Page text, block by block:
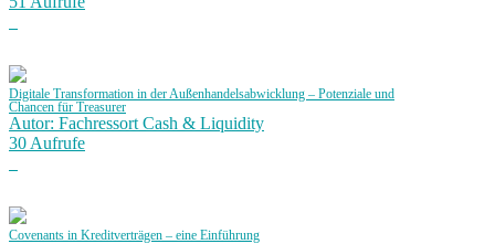
Digitale Transformation in der Außenhandelsabwicklung – Potenziale und
Chancen für Treasurer
Autor: Fachressort Cash & Liquidity
30 Aufrufe
Covenants in Kreditverträgen – eine Einführung